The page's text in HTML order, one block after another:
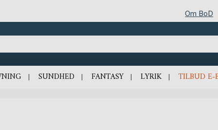
Om BoD
SUNDHED FANTASY LYRIK TILBUD E-